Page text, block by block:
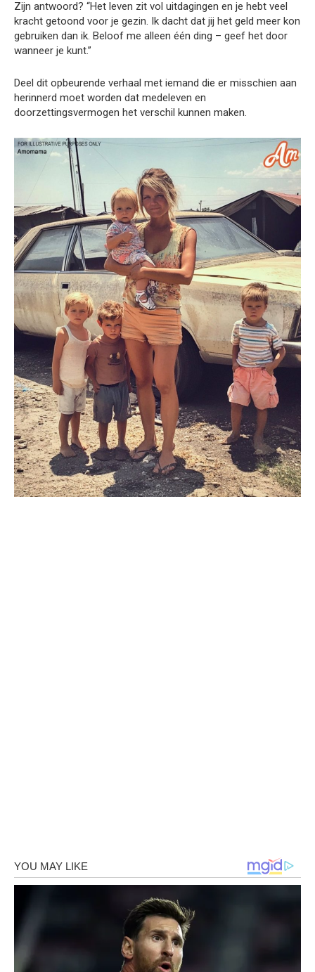
Zijn antwoord? “Het leven zit vol uitdagingen en je hebt veel
kracht getoond voor je gezin. Ik dacht dat jij het geld meer kon
gebruiken dan ik. Beloof me alleen één ding – geef het door
wanneer je kunt.”
Deel dit opbeurende verhaal met iemand die er misschien aan
herinnerd moet worden dat medeleven en
doorzettingsvermogen het verschil kunnen maken.